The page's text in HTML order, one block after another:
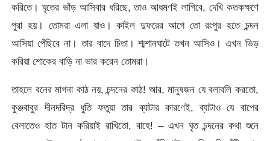
করিতে। ঘৃতের ভাঁড় আসিবার ধরিছে, তাও আধমণই লাগিবে, দেখি কতকক্ষণে
পুরা হয়। তোমরা এলা যাও। কাইল দুফরের আগে তো রংপুর হতে চন্দন
আসিয়া পেঁছিবে না। তার বাদে চিতা। শ্মশানঘাটে তখন আসিও। এখন ভিড়
করিয়া শোকের বাড়ি না ভার করেন তোমরা।
তাহলে বনের মাগনা কাঠ নয়, চন্দনের কাঠ! আর, মানুষজন যে বলাবলি করতো,
কুঞ্জবাবুর দীনদরিদ্র ধুতি ফতুয়া তার ব্যাটার কারণেই, ব্যাটাও যে বাপের
বেলাতেও হাত টান করিয়াই রাখিতো, বাহে! – এখন ঘৃত চন্দনের কথা শুনে